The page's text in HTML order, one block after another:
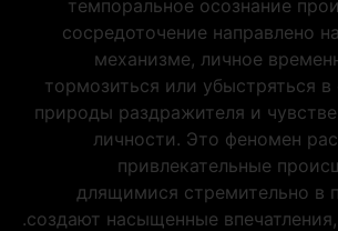
темпоральное осознание
сосредоточение направлено
механизме, личное
тормозиться или убыстряться в
природы раздражителя и
личности. Это феномен
привлекательные
длящимися стремительно в
создают насыщенные